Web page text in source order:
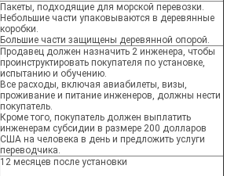
Пакеты, подходящие для морской перевозки.
Небольшие части упаковываются в деревянные
коробки.
Большие части защищены деревянной опорой.
Продавец должен назначить 2 инженера, чтобы
проинструктировать покупателя по установке,
испытанию и обучению.
Все расходы, включая авиабилеты, визы,
проживание и питание инженеров, должны нести
покупатель.
Кроме того, покупатель должен выплатить
инженерам субсидии в размере 200 долларов
США на человека в день и предложить услуги
переводчика.
12 месяцев после установки